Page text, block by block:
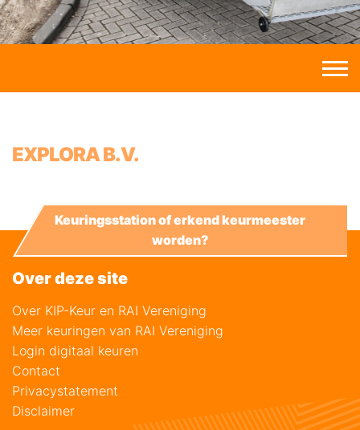
EXPLORA B.V.
Over deze site
Over KIP-Keur en RAI Vereniging
Meer keuringen van RAI Vereniging
Login digitaal keuren
Contact
Privacystatement
Disclaimer
Keuringsstation of erkend keurmeester
worden?